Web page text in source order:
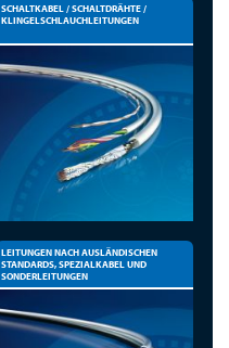
SCHALTKABEL / SCHALTDRÄHTE /
KLINGELSCHLAUCHLEITUNGEN
LEITUNGEN NACH AUSLÄNDISCHEN
STANDARDS, SPEZIALKABEL UND
SONDERLEITUNGEN